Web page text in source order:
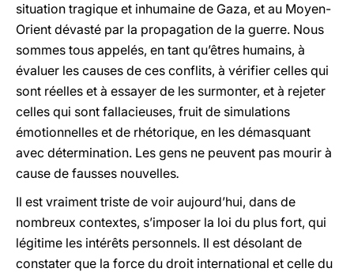
situation tragique et inhumaine de Gaza, et au Moyen-
Orient dévasté par la propagation de la guerre. Nous
sommes tous appelés, en tant qu’êtres humains, à
évaluer les causes de ces conflits, à vérifier celles qui
sont réelles et à essayer de les surmonter, et à rejeter
celles qui sont fallacieuses, fruit de simulations
émotionnelles et de rhétorique, en les démasquant
avec détermination. Les gens ne peuvent pas mourir à
cause de fausses nouvelles.
Il est vraiment triste de voir aujourd’hui, dans de
nombreux contextes, s’imposer la loi du plus fort, qui
légitime les intérêts personnels. Il est désolant de
constater que la force du droit international et celle du